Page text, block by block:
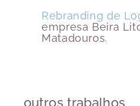
Rebranding de
empresa Beira
Matadouros.
outros trabalhos